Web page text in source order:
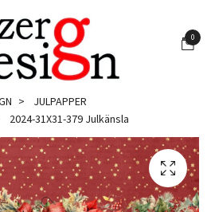
0
JULPAPPER
2024-31X31-379 Julkänsla